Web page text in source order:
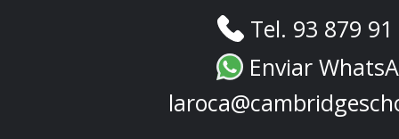
Tel. 93 879
Enviar